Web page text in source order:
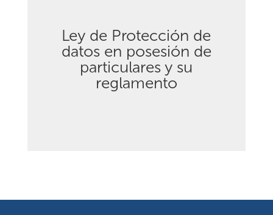
Ley de Protección de
datos en posesión de
particulares y su
reglamento
Descargar